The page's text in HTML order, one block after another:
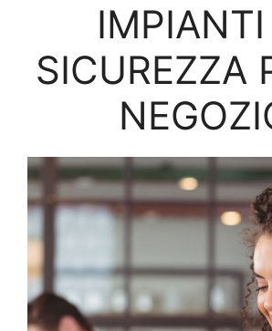
IMPIANTI
SICUREZZA